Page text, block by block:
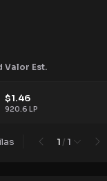
Valor Est.
$1.46
920.6 LP
1 / 1